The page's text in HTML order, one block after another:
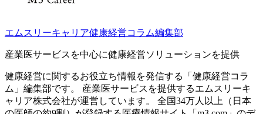
エムスリーキャリア健康経営コラム編集部
産業医サービスを中心に健康経営ソリューションを提供
健康経営に関するお役立ち情報を発信する「健康経営コラ
ム」編集部です。 産業医サービスを提供するエムスリーキ
ャリア株式会社が運営しています。 全国34万人以上（日本